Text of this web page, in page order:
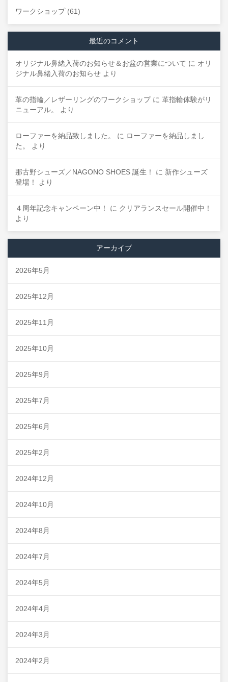
ワークショップ(61)
最近のコメント
オリジナル鼻緒入荷のお知らせ＆お盆の営業について に オリ
ジナル鼻緒入荷のお知らせ より
革の指輪／レザーリングのワークショップに 革指輪体験がリ
ニューアル。
より
ローファーを納品致しました。 に ローファーを納品しまし
た。
より
那古野シューズ／NAGONO SHOES 誕生！ に 新作シューズ
登場！
より
４周年記念キャンペーン中！ に クリアランスセール開催中！
より
アーカイブ
2026年5月
2025年12月
2025年11月
2025年10月
2025年9月
2025年7月
2025年6月
2025年2月
2024年12月
2024年10月
2024年8月
2024年7月
2024年5月
2024年4月
2024年3月
2024年2月